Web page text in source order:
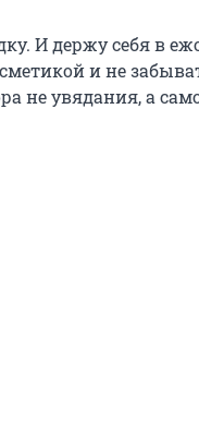
И держу себя в
и не
не увядания, а